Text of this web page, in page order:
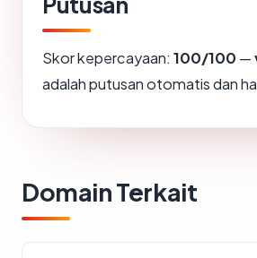
Skor kepercayaan: 100/100 —
adalah putusan otomatis dan
Domain Terkait